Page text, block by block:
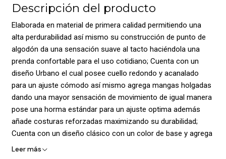
Descripción del producto
Elaborada en material de primera calidad permitiendo una
alta perdurabilidad así mismo su construcción de punto de
algodón da una sensación suave al tacto haciéndola una
prenda confortable para el uso cotidiano; Cuenta con un
diseño Urbano el cual posee cuello redondo y acanalado
para un ajuste cómodo así mismo agrega mangas holgadas
dando una mayor sensación de movimiento de igual manera
pose una horma estándar para un ajuste optima además
añade costuras reforzadas maximizando su durabilidad;
Cuenta con un diseño clásico con un color de base y agrega
en la parte frontal Gráficos de la marca inspirado en estilo
Leer más